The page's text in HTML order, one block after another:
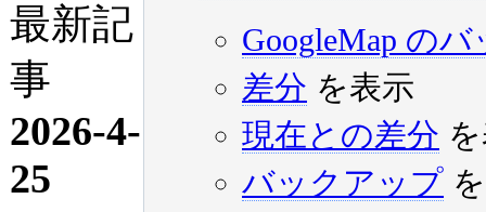
最新記
事
2026-4-
25
GoogleMap の
差分 を表示
現在との差分
バックアップ